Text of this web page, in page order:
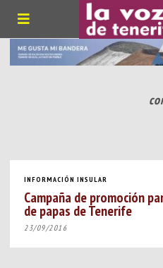
INFORMACIÓN INSULAR
Campaña de promoción
de papas de Tenerife
23/09/2016